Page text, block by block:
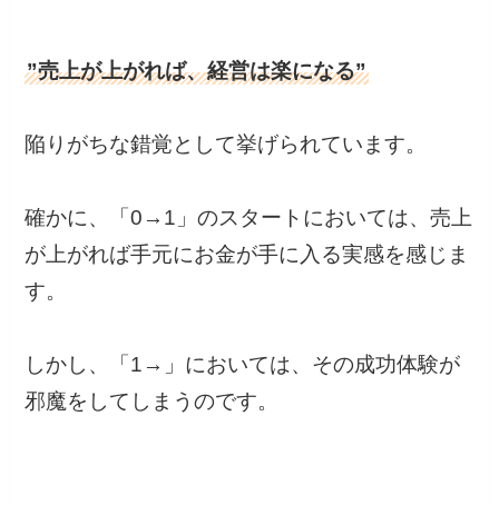
”売上が上がれば、経営は楽になる”
陥りがちな錯覚として挙げられています。
確かに、「0→1」のスタートにおいては、売上
が上がれば手元にお金が手に入る実感を感じま
す。
しかし、「1→」においては、その成功体験が
邪魔をしてしまうのです。